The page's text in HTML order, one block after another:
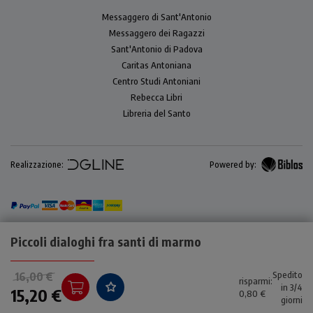
Piccoli dialoghi fra santi di marmo
16,00 €
15,20 €
risparmi:
0,80 €
Spedito
in 3/4
giorni
Messaggero di Sant'Antonio
Messaggero dei Ragazzi
Sant'Antonio di Padova
Caritas Antoniana
Centro Studi Antoniani
Rebecca Libri
Libreria del Santo
Realizzazione: Powered by: